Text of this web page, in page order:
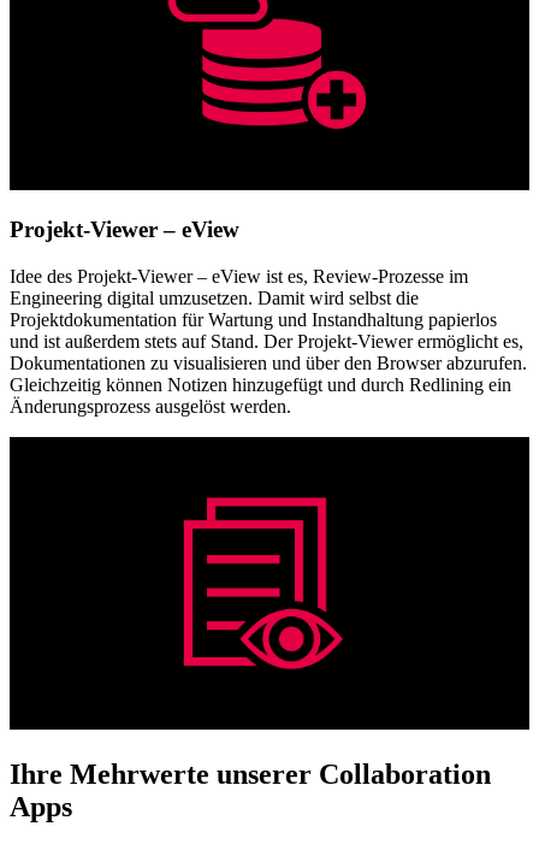
Projekt-Viewer – eView
Idee des Projekt-Viewer – eView ist es, Review-Prozesse im
Engineering digital umzusetzen. Damit wird selbst die
Projektdokumentation für Wartung und Instandhaltung papierlos
und ist außerdem stets auf Stand. Der Projekt-Viewer ermöglicht es,
Dokumentationen zu visualisieren und über den Browser abzurufen.
Gleichzeitig können Notizen hinzugefügt und durch Redlining ein
Änderungsprozess ausgelöst werden.
Ihre Mehrwerte unserer Collaboration
Apps